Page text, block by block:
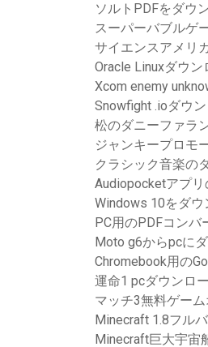
ソルトPDFをダウ
スーパーバブルゲ
サイエンスアメリ
Oracle Linuxダウン
Xcom enemy
Snowfight .ioダウ
松のダニーファラ
ジャンキープロモ
クラシック音楽の
Audiopocketアプ
Windows 10をダ
PC用のPDFコンバ
Moto g6からpcに
Chromebook用の
運命1 pcダウンロ
マッチ3無料ゲー
Minecraft 1.8フル
Minecraft巨大宇宙